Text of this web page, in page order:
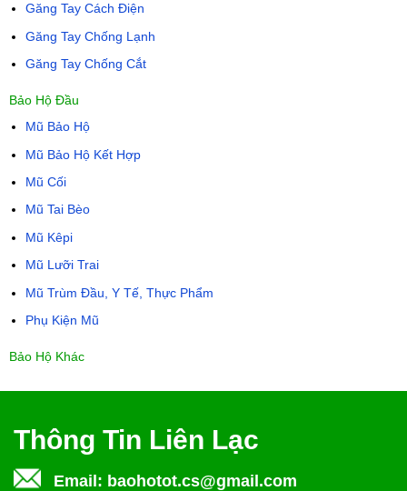
Găng Tay Cách Điện
Găng Tay Chống Lạnh
Găng Tay Chống Cắt
Bảo Hộ Đầu
Mũ Bảo Hộ
Mũ Bảo Hộ Kết Hợp
Mũ Cối
Mũ Tai Bèo
Mũ Kêpi
Mũ Lưỡi Trai
Mũ Trùm Đầu, Y Tế, Thực Phẩm
Phụ Kiện Mũ
Bảo Hộ Khác
Thông Tin Liên Lạc
Email: baohotot.cs@gmail.com